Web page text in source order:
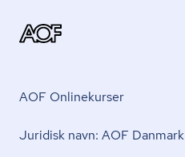
AOF Onlinekurser
Juridisk navn: AOF Danmark